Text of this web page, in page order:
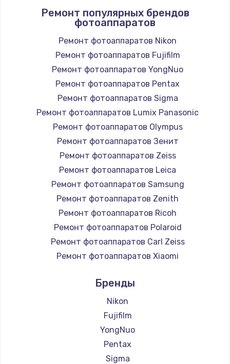
Ремонт популярных брендов
фотоаппаратов
Ремонт фотоаппаратов Nikon
Ремонт фотоаппаратов Fujifilm
Ремонт фотоаппаратов YongNuo
Ремонт фотоаппаратов Pentax
Ремонт фотоаппаратов Sigma
Ремонт фотоаппаратов Lumix Panasonic
Ремонт фотоаппаратов Olympus
Ремонт фотоаппаратов Зенит
Ремонт фотоаппаратов Zeiss
Ремонт фотоаппаратов Leica
Ремонт фотоаппаратов Samsung
Ремонт фотоаппаратов Zenith
Ремонт фотоаппаратов Ricoh
Ремонт фотоаппаратов Polaroid
Ремонт фотоаппаратов Carl Zeiss
Ремонт фотоаппаратов Xiaomi
Ремонт фотоаппаратов Kodak
Ремонт фотоаппаратов Blackmagic
Бренды
Nikon
Fujifilm
YongNuo
Pentax
Sigma